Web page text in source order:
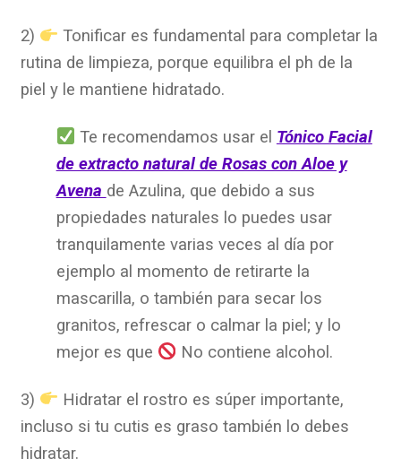
2)
Tonificar es fundamental para completar la
rutina de limpieza, porque equilibra el ph de la
piel y le mantiene hidratado.
Te recomendamos usar el Tónico Facial
de extracto natural de Rosas con Aloe y
Avena de Azulina, que debido a sus
propiedades naturales lo puedes usar
tranquilamente varias veces al día por
ejemplo al momento de retirarte la
mascarilla, o también para secar los
granitos, refrescar o calmar la piel; y lo
mejor es que
No contiene alcohol.
3)
Hidratar el rostro es súper importante,
incluso si tu cutis es graso también lo debes
hidratar.